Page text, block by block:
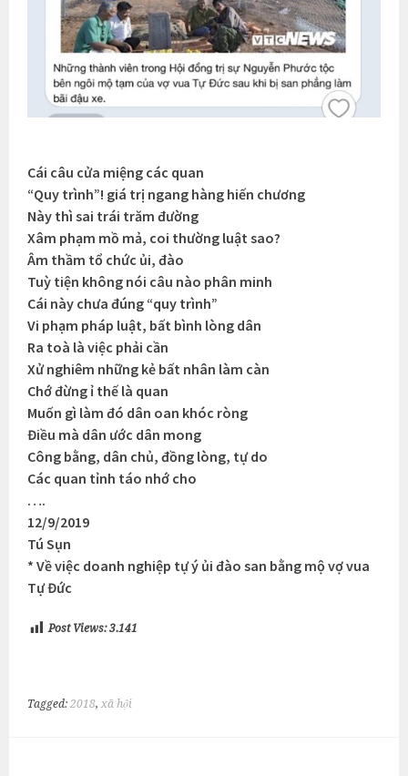
Cái câu cửa miệng các quan
“Quy trình”! giá trị ngang hàng hiến chương
Này thì sai trái trăm đường
Xâm phạm mồ mả, coi thường luật sao?
Âm thầm tổ chức ủi, đào
Tuỳ tiện không nói câu nào phân minh
Cái này chưa đúng “quy trình”
Vi phạm pháp luật, bất bình lòng dân
Ra toà là việc phải cần
Xử nghiêm những kẻ bất nhân làm càn
Chớ đừng ỉ thế là quan
Muốn gì làm đó dân oan khóc ròng
Điều mà dân ước dân mong
Công bằng, dân chủ, đồng lòng, tự do
Các quan tỉnh táo nhớ cho
….
12/9/2019
Tú Sụn
* Về việc doanh nghiệp tự ý ủi đào san bằng mộ vợ vua
Tự Đức
Post Views: 3.141
Tagged:2018,xã hội